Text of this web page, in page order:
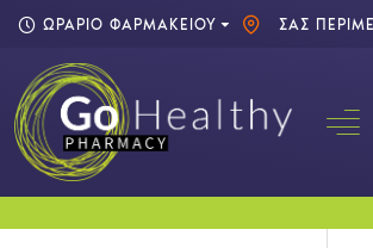
ΩΡΑΡΙΟ ΦΑΡΜΑΚΕΙΟΥ ΣΑΣ